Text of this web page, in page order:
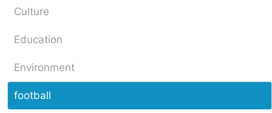
Culture
Education
Environment
football